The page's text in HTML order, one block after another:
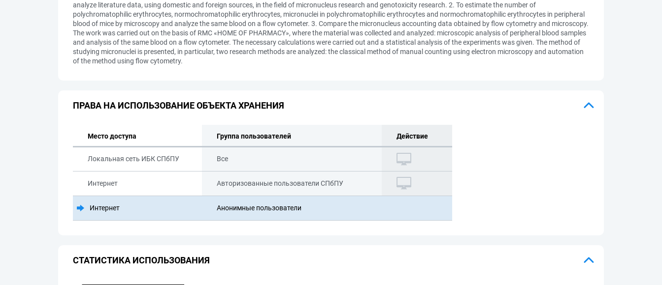
analyze literature data, using domestic and foreign sources, in the field of micronucleus research and genotoxicity research. 2. To estimate the number of
polychromatophilic erythrocytes, normochromatophilic erythrocytes, micronuclei in polychromatophilic erythrocytes and normochromatophilic erythrocytes in peripheral
blood of mice by microscopy and analyze the same blood on a flow cytometer. 3. Compare the micronucleus accounting data obtained by flow cytometry and microscopy.
The work was carried out on the basis of RMC «HOME OF PHARMACY», where the material was collected and analyzed: microscopic analysis of peripheral blood samples
and analysis of the same blood on a flow cytometer. The necessary calculations were carried out and a statistical analysis of the experiments was given. The method of
studying micronuclei is presented, in particular, two research methods are analyzed: the classical method of manual counting using electron microscopy and automation
of the method using flow cytometry.
ПРАВА НА ИСПОЛЬЗОВАНИЕ ОБЪЕКТА ХРАНЕНИЯ
Место доступа Группа пользователей Действие
Локальная сеть ИБК СПбПУ Все
Интернет Авторизованные пользователи СПбПУ
Интернет Анонимные пользователи
СТАТИСТИКА ИСПОЛЬЗОВАНИЯ